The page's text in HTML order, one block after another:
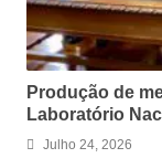
Produção de
Laboratório
Julho 24, 2026